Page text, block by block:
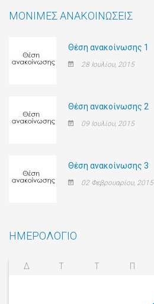
ΜΌΝΙΜΕΣ ΑΝΑΚΟΙΝΏΣΕΙΣ
Θέση ανακοίνωσης 1
28 Ιουλίου, 2015
Θέση ανακοίνωσης 2
09 Ιουλίου, 2015
Θέση ανακοίνωσης 3
02 Φεβρουαρίου, 2015
ΗΜΕΡΟΛΟΓΙΟ
Δ Τ Τ Π